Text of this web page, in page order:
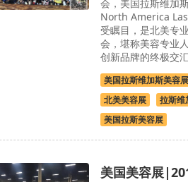
会，美国拉斯维加
North America
受瞩目，是北美专
会，堪称美容专业
创新品牌的终极交
美国拉斯维加斯美容展
北美美容展
拉斯维
美国拉斯美容展
美国美容展